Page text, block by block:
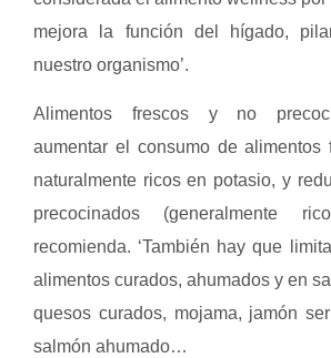
mejora la función del hígado,
nuestro organismo’.
Alimentos frescos y no
aumentar el consumo de alimentos
naturalmente ricos en potasio, y
precocinados (generalmente
recomienda. ‘También hay que
alimentos curados, ahumados y en
quesos curados, mojama, jamón
salmón ahumado…